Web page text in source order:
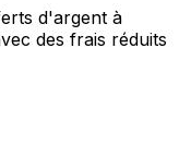
d'argent à
des frais réduits